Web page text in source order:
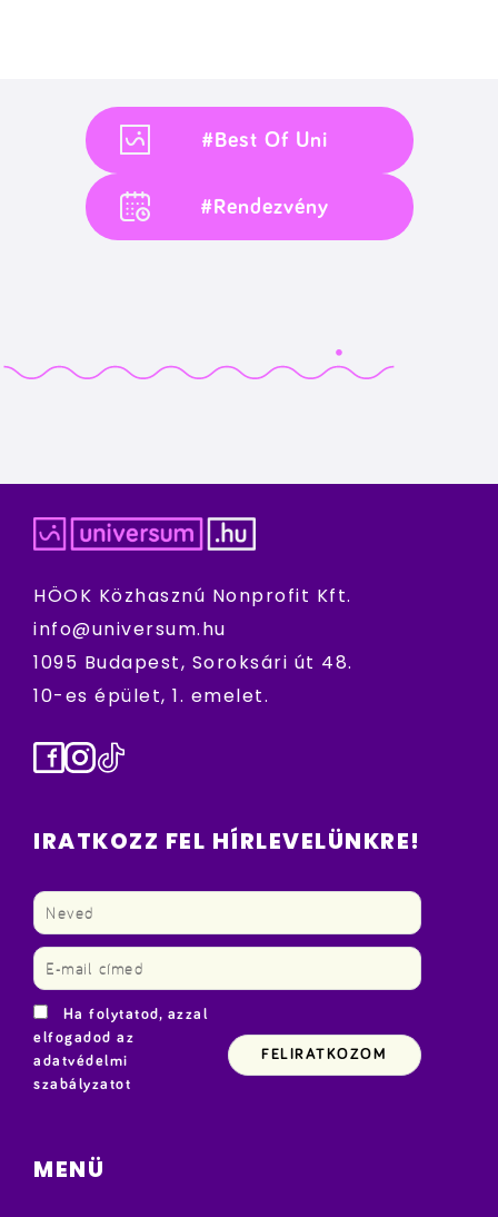
#Best Of Uni
#Rendezvény
HÖOK Közhasznú Nonprofit Kft.
info@universum.hu
1095 Budapest, Soroksári út 48.
10-es épület, 1. emelet.
Facebook
Instagram
TikTok
IRATKOZZ FEL HÍRLEVELÜNKRE!
Ha folytatod, azzal
elfogadod az
adatvédelmi
szabályzatot
MENÜ